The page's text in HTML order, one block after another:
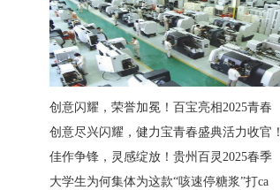
创意闪耀，荣誉加冕！百宝亮相2025青春
创意尽兴闪耀，健力宝青春盛典活力收官！
佳作争锋，灵感绽放！贵州百灵2025春季
大学生为何集体为这款“咳速停糖浆”打ca